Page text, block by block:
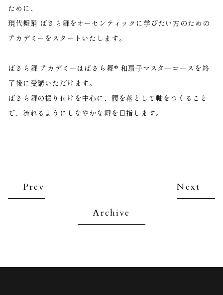
ために、
現代舞踊 ばさら舞をオーセンティックに学びたい方のための
アカデミーをスタートいたします​。
ばさら舞 アカデミーはばさら舞® 和扇子マスターコースを終
了後に受講いただけます。
ばさら舞の振り付けを中心に、腰を落として軸をつくること
で、流れるようにしなやかな舞を目指します。
Prev Next
Archive